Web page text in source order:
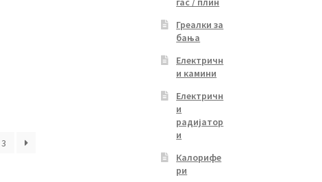
3
Греалки за
бања
Електричн
и камини
Електричн
и
радијатор
и
Калорифе
ри